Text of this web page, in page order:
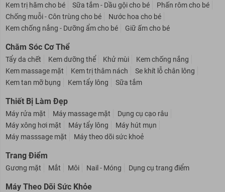
Kem trị hăm cho bé Sữa tắm - Dầu gội cho bé
Phấn rôm cho bé
Chống muỗi - Côn trùng cho bé
Nước hoa cho bé
Kem chống nắng - Dưỡng ẩm cho bé
Giữ ấm cho bé
Chăm Sóc Cơ Thể
Tẩy da chết Kem dưỡng thể Khử mùi
Kem chống nắng
Kem massage mặt
Kem trị thâm nách
Se khít lỗ chân lông
Kem tan mỡ bụng
Kem tẩy lông Sữa tắm
Thiết Bị Làm Đẹp
Máy rửa mặt Máy massage mặt
Dụng cụ cạo râu
Máy xông hơi mặt
Máy tẩy lông
Máy hút mụn
Máy masssage mặt
Máy theo dõi sức khoẻ
Trang Điểm
Gương mặt Mắt Môi Nail - Móng Dụng cụ trang điểm
Máy Theo Dõi Sức Khỏe